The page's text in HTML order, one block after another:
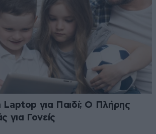
Laptop για Παιδί; Ο Πλήρης
για Γονείς